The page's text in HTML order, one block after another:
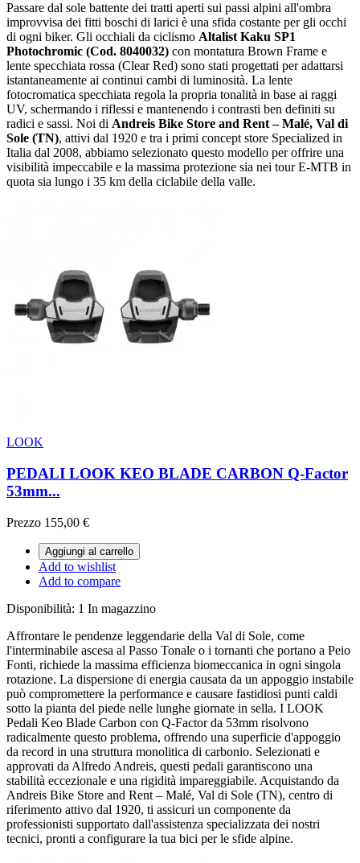
Passare dal sole battente dei tratti aperti sui passi alpini all'ombra
improvvisa dei fitti boschi di larici è una sfida costante per gli occhi
di ogni biker. Gli occhiali da ciclismo Altalist Kaku SP1
Photochromic (Cod. 8040032) con montatura Brown Frame e
lente specchiata rossa (Clear Red) sono stati progettati per adattarsi
istantaneamente ai continui cambi di luminosità. La lente
fotocromatica specchiata regola la propria tonalità in base ai raggi
UV, schermando i riflessi e mantenendo i contrasti ben definiti su
radici e sassi. Noi di Andreis Bike Store and Rent – Malé, Val di
Sole (TN), attivi dal 1920 e tra i primi concept store Specialized in
Italia dal 2008, abbiamo selezionato questo modello per offrire una
visibilità impeccabile e la massima protezione sia nei tour E-MTB in
quota sia lungo i 35 km della ciclabile della valle.
LOOK
PEDALI LOOK KEO BLADE CARBON Q-Factor
53mm...
Prezzo 155,00 €
Aggiungi al carrello
Add to wishlist
Add to compare
Disponibilità: 1 In magazzino
Affrontare le pendenze leggendarie della Val di Sole, come
l'interminabile ascesa al Passo Tonale o i tornanti che portano a Peio
Fonti, richiede la massima efficienza biomeccanica in ogni singola
rotazione. La dispersione di energia causata da un appoggio instabile
può compromettere la performance e causare fastidiosi punti caldi
sotto la pianta del piede nelle lunghe giornate in sella. I LOOK
Pedali Keo Blade Carbon con Q-Factor da 53mm risolvono
radicalmente questo problema, offrendo una superficie d'appoggio
da record in una struttura monolitica di carbonio. Selezionati e
approvati da Alfredo Andreis, questi pedali garantiscono una
stabilità eccezionale e una rigidità impareggiabile. Acquistando da
Andreis Bike Store and Rent – Malé, Val di Sole (TN), centro di
riferimento attivo dal 1920, ti assicuri un componente da
professionisti supportato dall'assistenza specializzata dei nostri
tecnici, pronti a configurare la tua bici per le sfide alpine.